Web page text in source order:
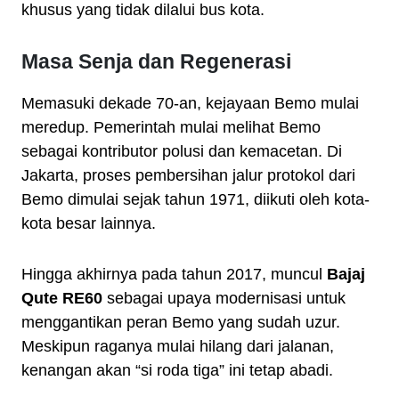
khusus yang tidak dilalui bus kota.
Masa Senja dan Regenerasi
Memasuki dekade 70-an, kejayaan Bemo mulai
meredup. Pemerintah mulai melihat Bemo
sebagai kontributor polusi dan kemacetan. Di
Jakarta, proses pembersihan jalur protokol dari
Bemo dimulai sejak tahun 1971, diikuti oleh kota-
kota besar lainnya.
Hingga akhirnya pada tahun 2017, muncul Bajaj
Qute RE60 sebagai upaya modernisasi untuk
menggantikan peran Bemo yang sudah uzur.
Meskipun raganya mulai hilang dari jalanan,
kenangan akan “si roda tiga” ini tetap abadi.